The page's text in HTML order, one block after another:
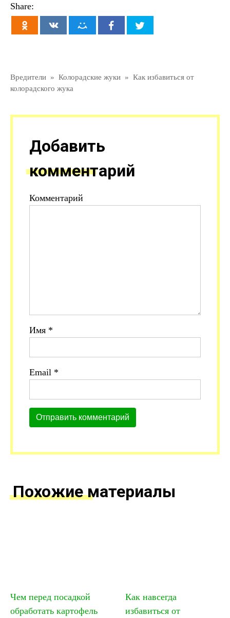
Share:
Вредители » Колорадские жуки » Как избавиться от
колорадского жука
Добавить
комментарий
Комментарий
Имя *
Email *
Похожие материалы
Чем перед посадкой
обработать картофель
Как навсегда
избавиться от